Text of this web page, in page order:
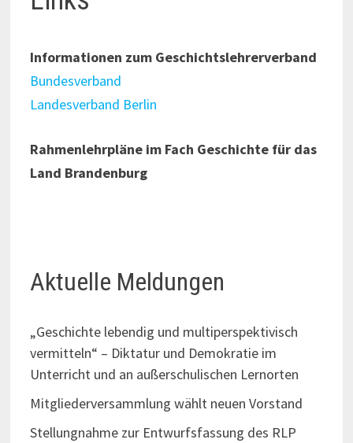
Informationen zum Geschichtslehrerverband
Bundesverband
Landesverband Berlin
Rahmenlehrpläne im Fach Geschichte für das
Land Brandenburg
Aktuelle Meldungen
„Geschichte lebendig und multiperspektivisch
vermitteln“ – Diktatur und Demokratie im
Unterricht und an außerschulischen Lernorten
Mitgliederversammlung wählt neuen Vorstand
Stellungnahme zur Entwurfsfassung des RLP